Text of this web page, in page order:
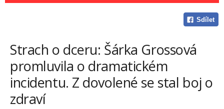
Sdílet
Strach o dceru: Šárka Grossová
promluvila o dramatickém
incidentu. Z dovolené se stal boj o
zdraví